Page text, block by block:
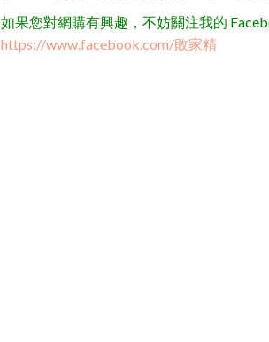
如果您對網購有興趣，不妨關注我的
https://www.facebook.com/敗家精